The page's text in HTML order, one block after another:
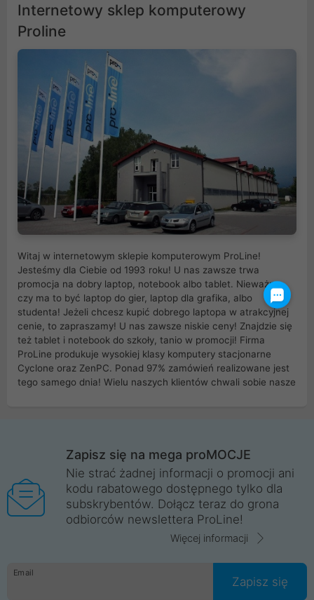
Internetowy sklep komputerowy
Proline
Witaj w internetowym sklepie komputerowym ProLine!
Jesteśmy dla Ciebie od 1993 roku! U nas zawsze trwa
promocja na dobry laptop, notebook albo tablet. Nieważne
czy ma to być laptop do gier, laptop dla grafika, albo
studenta! Jeżeli chcesz kupić dobrego laptopa w atrakcyjnej
cenie, to zapraszamy! U nas zawsze niskie ceny! Znajdzie się
też tablet i notebook do szkoły, tanio w promocji! Firma
ProLine produkuje wysokiej klasy komputery stacjonarne
Cyclone oraz ZenPC. Ponad 97% zamówień realizowane jest
tego samego dnia! Wielu naszych klientów chwali sobie nasze
Wrocław, Poznań, Legnica, Katowice, Gliwice, Kalisz, Bytom,
Trzebnica, Opole. Szybka i profesjonalna obsługa!
ProLine to polska firma ze 100% polskim kapitałem. Działamy
legalnie i płacimy podatki w naszym kraju! Posiadamy siedzibę
główną w Mirkowie oraz salony na terenie kraju. Cała
komunikacja ze sklepem komputerowym ProLine jest
danych osobowych. Dlatego zakup notebooka albo laptopa w
ProLine to czysta przyjemność i pełne bezpieczeństwo.
Zaopatrzysz się u nas w akcesoria i części komputerowe
Zapisz się na mega proMOCJE
Nie strać żadnej informacji o promocji ani
kodu rabatowego dostępnego tylko dla
subskrybentów. Dołącz teraz do grona
odbiorców newslettera ProLine!
Więcej informacji
Email
Zapisz się